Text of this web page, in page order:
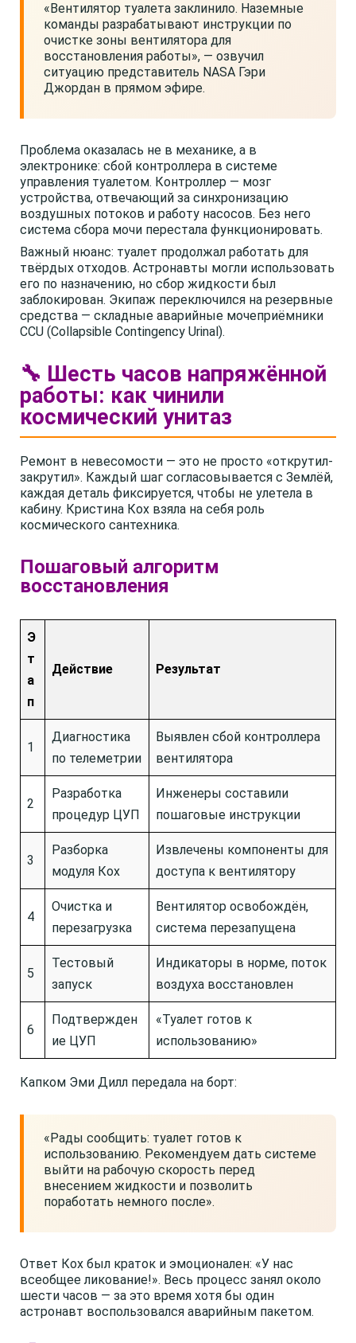
«Вентилятор туалета заклинило. Наземные
команды разрабатывают инструкции по
очистке зоны вентилятора для
восстановления работы», — озвучил
ситуацию представитель NASA Гэри
Джордан в прямом эфире.
Проблема оказалась не в механике, а в
электронике: сбой контроллера в системе
управления туалетом. Контроллер — мозг
устройства, отвечающий за синхронизацию
воздушных потоков и работу насосов. Без него
система сбора мочи перестала функционировать.
Важный нюанс: туалет продолжал работать для
твёрдых отходов. Астронавты могли использовать
его по назначению, но сбор жидкости был
заблокирован. Экипаж переключился на резервные
средства — складные аварийные мочеприёмники
CCU (Collapsible Contingency Urinal).
🔧 Шесть часов напряжённой
работы: как чинили
космический унитаз
Ремонт в невесомости — это не просто «открутил-
закрутил». Каждый шаг согласовывается с Землёй,
каждая деталь фиксируется, чтобы не улетела в
кабину. Кристина Кох взяла на себя роль
космического сантехника.
Пошаговый алгоритм
восстановления
Э
т
а
п
Действие Результат
1
Диагностика
по телеметрии
Выявлен сбой контроллера
вентилятора
2
Разработка
процедур ЦУП
Инженеры составили
пошаговые инструкции
3
Разборка
модуля Кох
Извлечены компоненты для
доступа к вентилятору
4
Очистка и
перезагрузка
Вентилятор освобождён,
система перезапущена
5
Тестовый
запуск
Индикаторы в норме, поток
воздуха восстановлен
6
Подтвержден
ие ЦУП
«Туалет готов к
использованию»
Капком Эми Дилл передала на борт:
«Рады сообщить: туалет готов к
использованию. Рекомендуем дать системе
выйти на рабочую скорость перед
внесением жидкости и позволить
поработать немного после».
Ответ Кох был краток и эмоционален: «У нас
всеобщее ликование!». Весь процесс занял около
шести часов — за это время хотя бы один
астронавт воспользовался аварийным пакетом.